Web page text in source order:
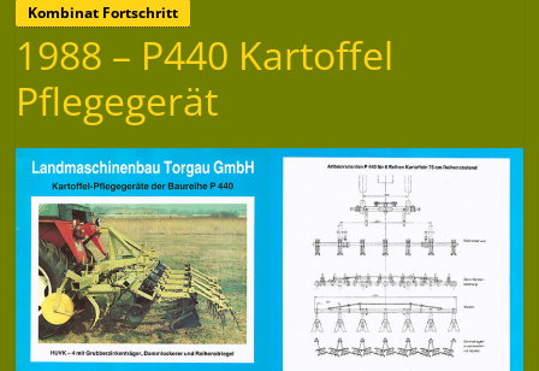
Kombinat Fortschritt
1988 – P440 Kartoffel
Pflegegerät